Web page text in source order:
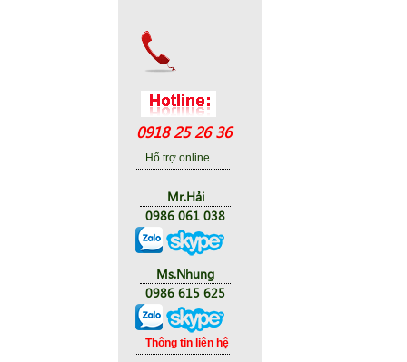
0918 25 26 36
Hổ trợ online
Mr.Hải
0986 061 038
Ms.Nhung
0986 615 625
Thông tin liên hệ